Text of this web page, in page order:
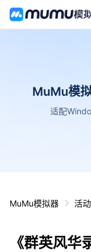
MuMu模
适配
MuMu模拟器 活
《群英风华